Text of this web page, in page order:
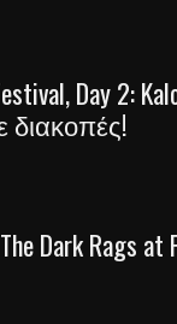
Day 2:
διακοπές!
Dark Rags at